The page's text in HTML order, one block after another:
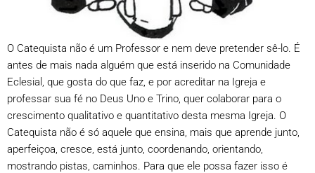
O Catequista não é um Professor e nem deve pretender sê-lo. É
antes de mais nada alguém que está inserido na Comunidade
Eclesial, que gosta do que faz, e por acreditar na Igreja e
professar sua fé no Deus Uno e Trino, quer colaborar para o
crescimento qualitativo e quantitativo desta mesma Igreja. O
Catequista não é só aquele que ensina, mais que aprende junto,
aperfeiçoa, cresce, está junto, coordenando, orientando,
mostrando pistas, caminhos. Para que ele possa fazer isso é